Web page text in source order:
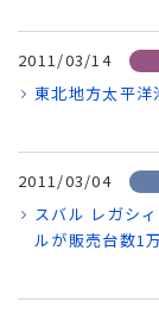
2011/03/14
東北地方太平
2011/03/04
スバル レガシ
ルが販売台数1